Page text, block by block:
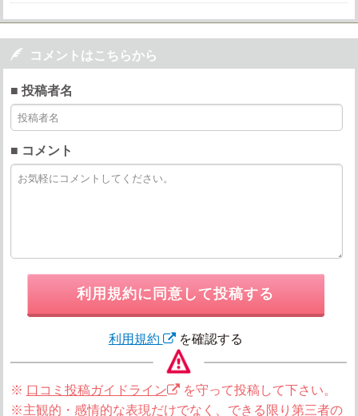
 コメントはこちらから
■ 投稿者名
■ コメント
利用規約に同意して投稿する
利用規約 を確認する
※ 口コミ投稿ガイドライン
を守って投稿して下さい。
※主観的・感情的な表現だけでなく、できる限り第三者の